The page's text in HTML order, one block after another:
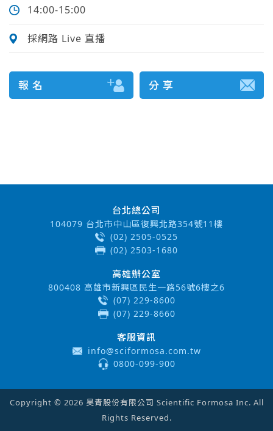
14:00-15:00
採網路 Live 直播
報 名 分 享
台北總公司
104079 台北市中山區復興北路354號11樓
(02) 2505-0525
(02) 2503-1680
高雄辦公室
800408 高雄市新興區民生一路56號6樓之6
(07) 229-8600
(07) 229-8660
客服資訊
info@sciformosa.com.tw
0800-099-900
Copyright © 2026 昊青股份有限公司 Scientific Formosa Inc. All
Rights Reserved.